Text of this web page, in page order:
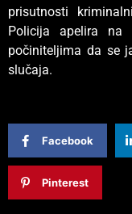
prisutnosti
Policija apelira
počiniteljima da se
slučaja.
Facebook
Pinterest